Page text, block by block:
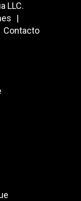
LLC.
Contacto